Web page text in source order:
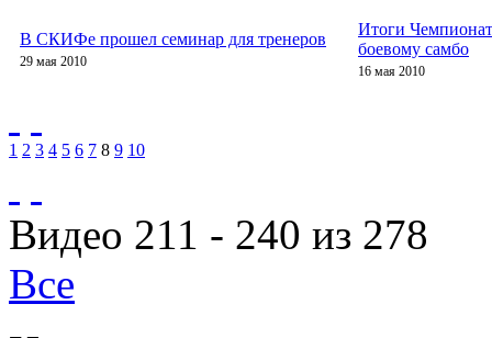
В СКИФе прошел семинар для тренеров
29 мая 2010
Итоги
боевому самбо
16 мая 2010
1 2 3 4 5 6 7 8 9 10
Видео 211 - 240 из 278
Все